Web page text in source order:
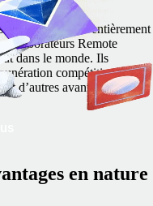
dans le travail entièrement
collaborateurs Remote
dans le monde. Ils
compétitive,
d’autres avantages.
en nature